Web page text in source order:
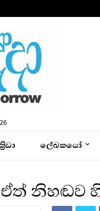
ලේඛකයෝ
ඒත් නිහඬව